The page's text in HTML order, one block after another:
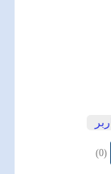
(0)